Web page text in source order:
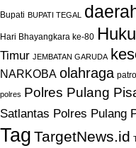
Bupati BUPATI TEGAL
Hari Bhayangkara ke-80
Timur JEMBATAN GARUDA
NARKOBA olahraga
polres Polres Pulang
Satlantas Polres Pulang
Tag TargetNews.id